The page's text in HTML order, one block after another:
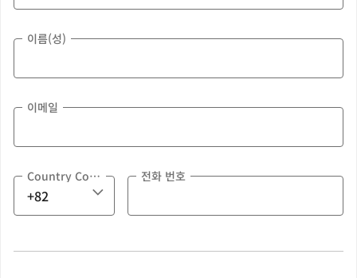
이름(성)
이메일
Country Code 전화 번호